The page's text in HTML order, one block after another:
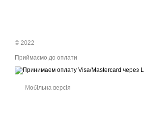
© 2022
Приймаємо до оплати
Мобільна версія